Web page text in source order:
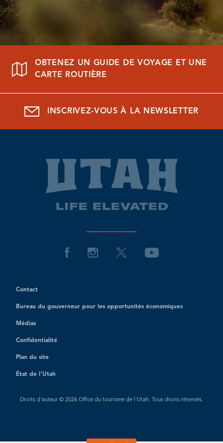
OBTENEZ UN GUIDE DE VOYAGE ET UNE
CARTE ROUTIÈRE
INSCRIVEZ-VOUS À LA NEWSLETTER
Contact
Bureau du gouverneur pour les opportunités économiques
Médias
Confidentialité
Plan du site
État de l'Utah
Droits d'auteur © 2026 Office du tourisme de l'Utah. Tous droits réservés.